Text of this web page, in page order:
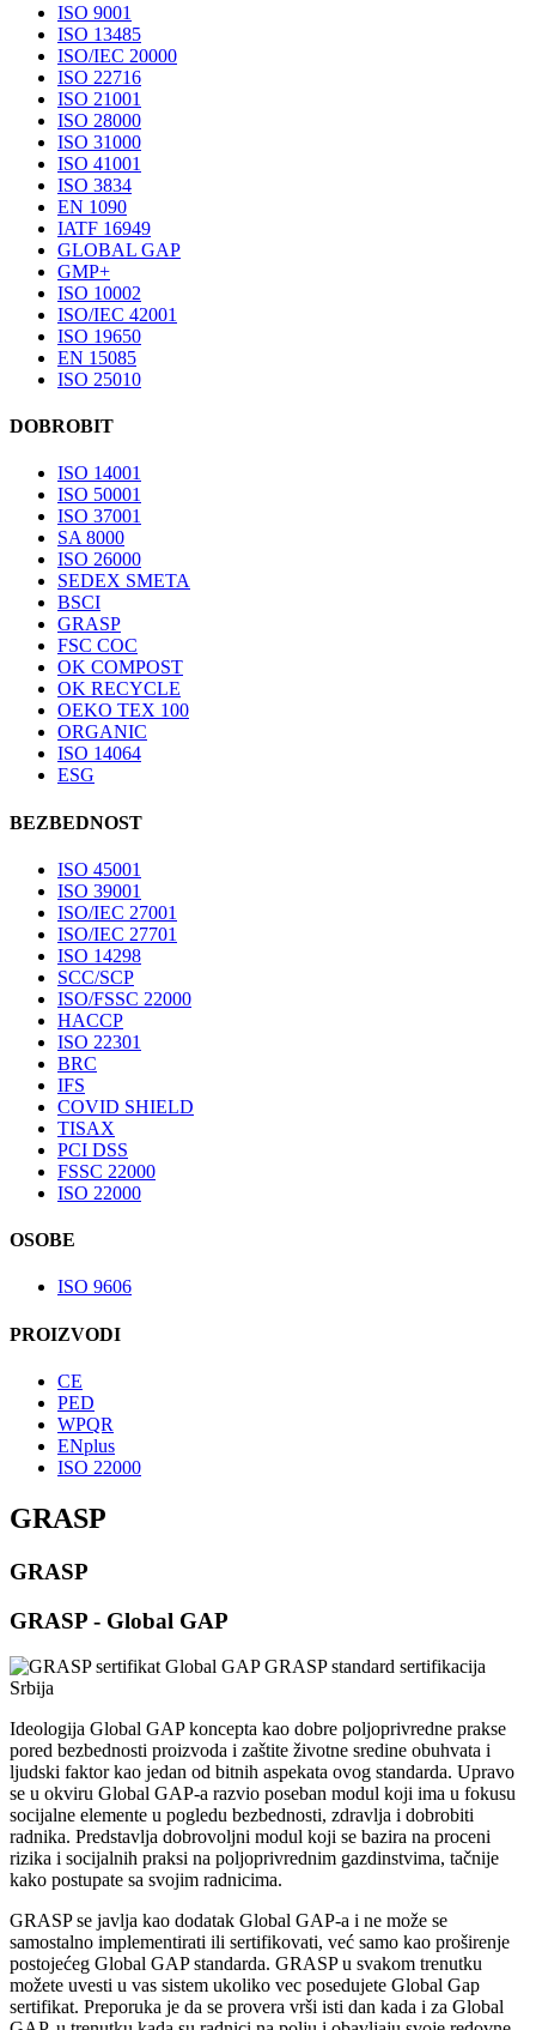
ISO 9001
ISO 13485
ISO/IEC 20000
ISO 22716
ISO 21001
ISO 28000
ISO 31000
ISO 41001
ISO 3834
EN 1090
IATF 16949
GLOBAL GAP
GMP+
ISO 10002
ISO/IEC 42001
ISO 19650
EN 15085
ISO 25010
DOBROBIT
ISO 14001
ISO 50001
ISO 37001
SA 8000
ISO 26000
SEDEX SMETA
BSCI
GRASP
FSC COC
OK COMPOST
OK RECYCLE
OEKO TEX 100
ORGANIC
ISO 14064
ESG
BEZBEDNOST
ISO 45001
ISO 39001
ISO/IEC 27001
ISO/IEC 27701
ISO 14298
SCC/SCP
ISO/FSSC 22000
HACCP
ISO 22301
BRC
IFS
COVID SHIELD
TISAX
PCI DSS
FSSC 22000
ISO 22000
OSOBE
ISO 9606
PROIZVODI
CE
PED
WPQR
ENplus
ISO 22000
GRASP
GRASP
GRASP - Global GAP
Ideologija Global GAP koncepta kao dobre poljoprivredne prakse
pored bezbednosti proizvoda i zaštite životne sredine obuhvata i
ljudski faktor kao jedan od bitnih aspekata ovog standarda. Upravo
se u okviru Global GAP-a razvio poseban modul koji ima u fokusu
socijalne elemente u pogledu bezbednosti, zdravlja i dobrobiti
radnika. Predstavlja dobrovoljni modul koji se bazira na proceni
rizika i socijalnih praksi na poljoprivrednim gazdinstvima, tačnije
kako postupate sa svojim radnicima.
GRASP se javlja kao dodatak Global GAP-a i ne može se
samostalno implementirati ili sertifikovati, već samo kao proširenje
postojećeg Global GAP standarda. GRASP u svakom trenutku
možete uvesti u vas sistem ukoliko vec posedujete Global Gap
sertifikat. Preporuka je da se provera vrši isti dan kada i za Global